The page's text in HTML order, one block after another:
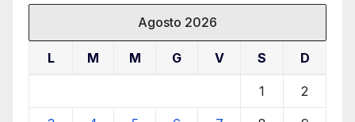
Agosto 2026
L M M G V S D
1 2